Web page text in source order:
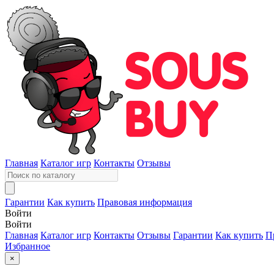
Главная Каталог игр Контакты Отзывы
Гарантии Как купить Правовая информация
Войти
Войти
Главная Каталог игр Контакты Отзывы Гарантии Как купить
Избранное
×